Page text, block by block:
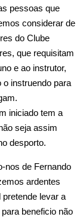
pessoas que
considerar de
do Clube
que requisitam
e ao instrutor,
instruendo para
iniciado tem a
seja assim
desporto.
de Fernando
ardentes
levar a
beneficio não